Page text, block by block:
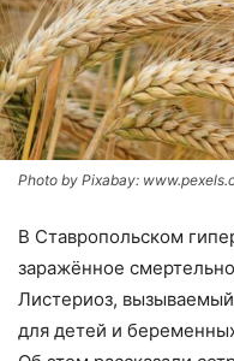
Photo by Pixabay:
В Ставропольском
заражённое
Листериоз,
для детей и